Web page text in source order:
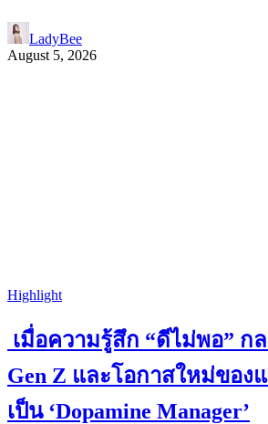
LadyBee
August 5, 2026
Highlight
เมื่อความรู้สึก “ดีไม่พอ” ก
Gen Z และโอกาสใหม่ของ
เป็น ‘Dopamine Manager’